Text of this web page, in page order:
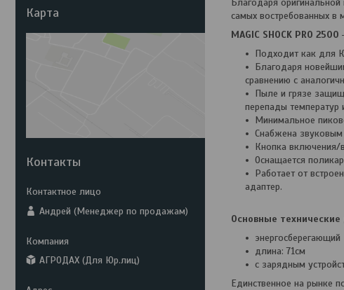
самых востребованных
MAGIC SHOCK PRO 2500
Подходит как для
Благодаря
сравнению с
Пыле и грязе
перепады температур
Минимальное
Снабжена звуковым
Кнопка включения/
Оснащается
Работает от
адаптер.
Основные
энергосберегающий
длина: 71см
с зарядным
Единственное на рынке
Карта
Контакты
Андрей (Менеджер по продажам)
АГРОДАХ (Для Юр.лиц)